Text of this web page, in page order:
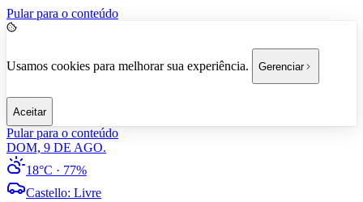
Pular para o conteúdo
Usamos cookies para melhorar sua experiência. Gerenciar
Aceitar
Pular para o conteúdo
DOM, 9 DE AGO.
18°C · 77%
Castello: Livre